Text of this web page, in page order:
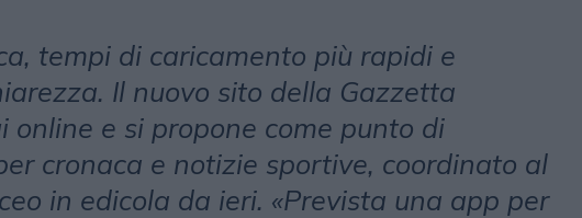
tempi di caricamento più rapidi e
Il nuovo sito della Gazzetta
online e si propone come punto di
cronaca e notizie sportive, coordinato al
in edicola da ieri. «Prevista una app per